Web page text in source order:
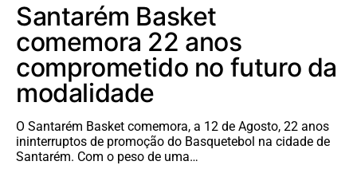
Santarém Basket
comemora 22 anos
comprometido no futuro da
modalidade
O Santarém Basket comemora, a 12 de Agosto, 22 anos
ininterruptos de promoção do Basquetebol na cidade de
Santarém. Com o peso de uma…